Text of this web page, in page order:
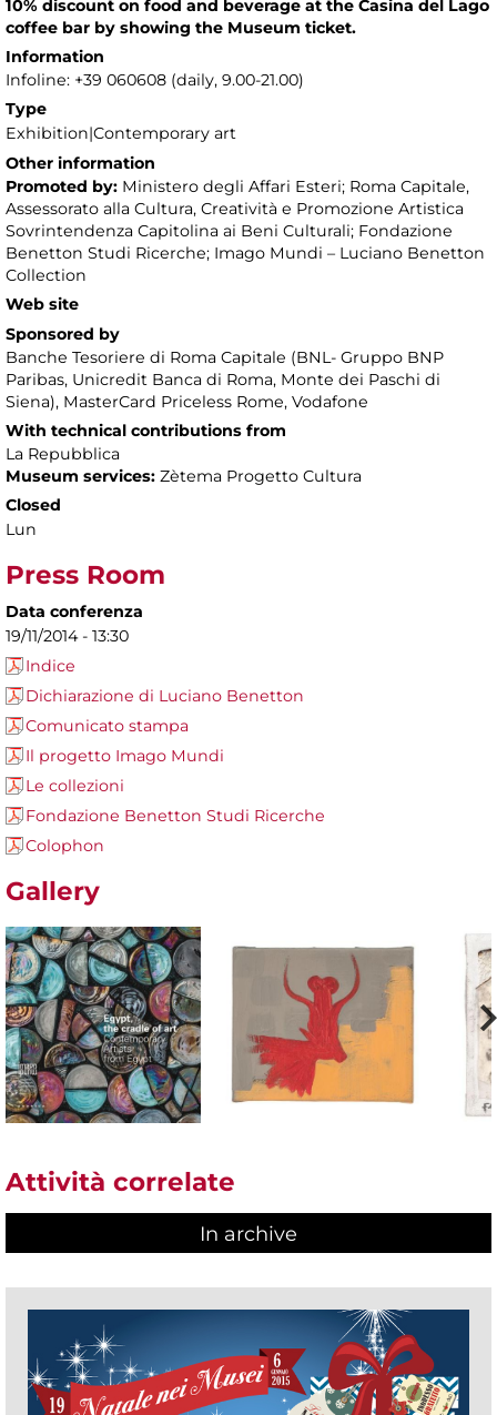
10% discount on food and beverage at the Casina del Lago
coffee bar by showing the Museum ticket.
Information
Infoline: +39 060608 (daily, 9.00-21.00)
Type
Exhibition|Contemporary art
Other information
Promoted by: Ministero degli Affari Esteri; Roma Capitale,
Assessorato alla Cultura, Creatività e Promozione Artistica
Sovrintendenza Capitolina ai Beni Culturali; Fondazione
Benetton Studi Ricerche; Imago Mundi – Luciano Benetton
Collection
Web site
Sponsored by
Banche Tesoriere di Roma Capitale (BNL- Gruppo BNP
Paribas, Unicredit Banca di Roma, Monte dei Paschi di
Siena), MasterCard Priceless Rome, Vodafone
With technical contributions from
La Repubblica
Museum services: Zètema Progetto Cultura
Closed
Lun
Press Room
Data conferenza
19/11/2014 - 13:30
Indice
Dichiarazione di Luciano Benetton
Comunicato stampa
Il progetto Imago Mundi
Le collezioni
Fondazione Benetton Studi Ricerche
Colophon
Gallery
Attività correlate
In archive